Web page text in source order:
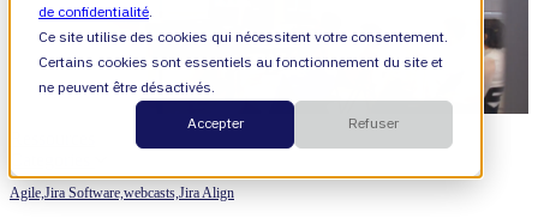
de confidentialité.
Ce site utilise des cookies qui nécessitent votre consentement.
Certains cookies sont essentiels au fonctionnement du site et
ne peuvent être désactivés.
Accepter
Refuser
Agile,Jira Software,webcasts,Jira Align